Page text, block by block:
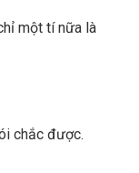
một tí nữa là
chắc được.